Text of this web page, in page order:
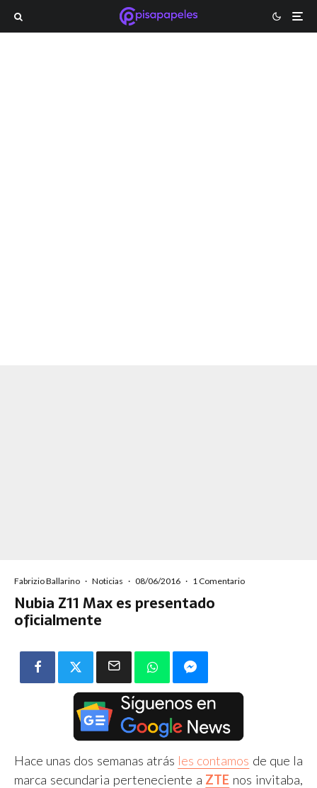
Fabrizio Ballarino · Noticias · 08/06/2016 · 1 Comentario
Nubia Z11 Max es presentado
oficialmente
Hace unas dos semanas atrás les contamos de que la
marca secundaria perteneciente a ZTE nos invitaba,